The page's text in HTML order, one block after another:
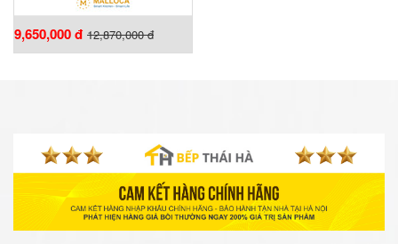
9,650,000 đ 12,870,000 đ